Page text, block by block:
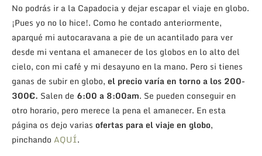
No podrás ir a la Capadocia y dejar escapar el viaje en globo.
¡Pues yo no lo hice!. Como he contado anteriormente,
aparqué mi autocaravana a pie de un acantilado para ver
desde mi ventana el amanecer de los globos en lo alto del
cielo, con mi café y mi desayuno en la mano. Pero si tienes
ganas de subir en globo, el precio varía en torno a los 200-
300€. Salen de 6:00 a 8:00am. Se pueden conseguir en
otro horario, pero merece la pena el amanecer. En esta
página os dejo varias ofertas para el viaje en globo,
pinchando AQUÍ.